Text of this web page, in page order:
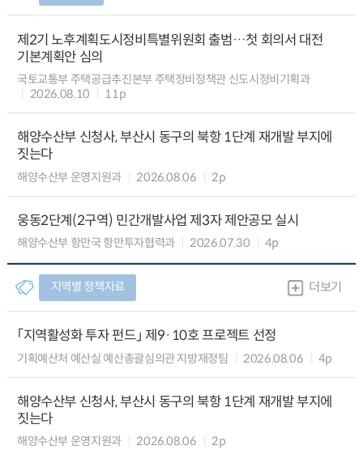
제2기 노후계획도시정비특별위원회 출범…첫 회의서 대전
기본계획안 심의
국토교통부 주택공급추진본부 주택정비정책관 신도시정비기획과
2026.08.10
11p
해양수산부 신청사, 부산시 동구의 북항 1단계 재개발 부지에
짓는다
해양수산부 운영지원과 2026.08.06 2p
웅동2단계(2구역) 민간개발사업 제3자 제안공모 실시
해양수산부 항만국 항만투자협력과 2026.07.30 4p
지역별 정책자료 더보기
「지역활성화 투자 펀드」 제9·10호 프로젝트 선정
기획예산처 예산실 예산총괄심의관 지방재정팀 2026.08.06 4p
해양수산부 신청사, 부산시 동구의 북항 1단계 재개발 부지에
짓는다
해양수산부 운영지원과 2026.08.06 2p